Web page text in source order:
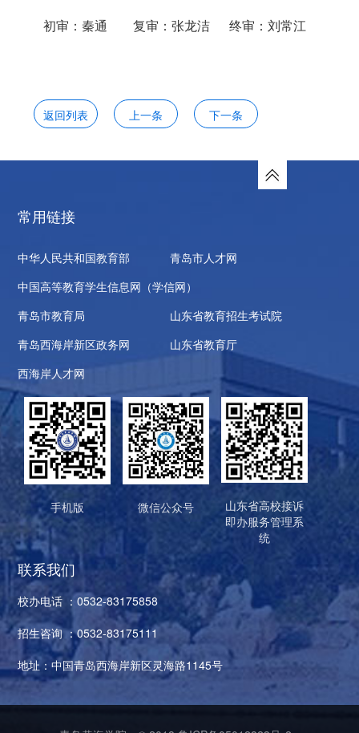
初审：秦通 复审：张龙洁 终审：刘常江
返回列表 上一条 下一条
常用链接
中华人民共和国教育部
青岛市人才网
中国高等教育学生信息网（学信网）
青岛市教育局
山东省教育招生考试院
青岛西海岸新区政务网
山东省教育厅
西海岸人才网
手机版 微信公众号
山东省高校接诉
即办服务管理系
统
联系我们
校办电话 ：0532-83175858
招生咨询 ：0532-83175111
地址：中国青岛西海岸新区灵海路1145号